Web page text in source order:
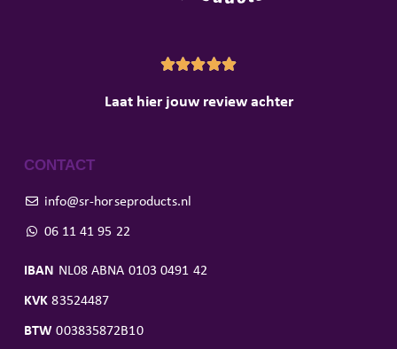

Laat hier jouw review achter
CONTACT
info@sr-horseproducts.nl
06 11 41 95 22
IBAN NL08 ABNA 0103 0491 42
KVK 83524487
BTW 003835872B10